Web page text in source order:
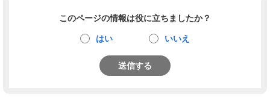
このページの情報は役に立ちましたか？
はい いいえ
送信する